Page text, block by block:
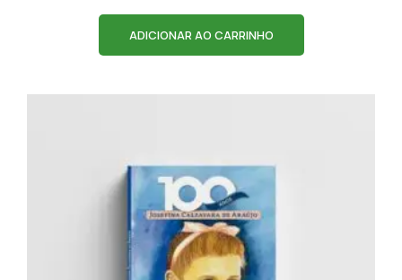
ADICIONAR AO CARRINHO